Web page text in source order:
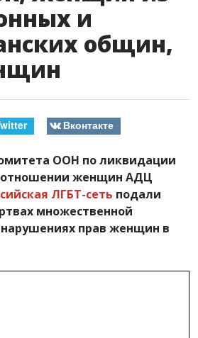
и
общин,
Вконтакте
ООН по ликвидации
женщин АДЦ
ЛГБТ-сеть подали
множественной
прав женщин в